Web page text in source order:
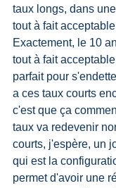
taux longs, dans
tout à fait
Exactement, le 10
tout à fait
parfait pour
a ces taux courts
c'est que ça
taux va redevenir
courts, j'espère, un
qui est la
permet d'avoir une